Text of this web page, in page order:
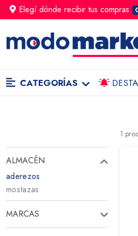
Elegí dónde recibir tus compras
CATEGORÍAS
1
ALMACÉN
aderezos
mostazas
MARCAS
CLOVIS FRANCE